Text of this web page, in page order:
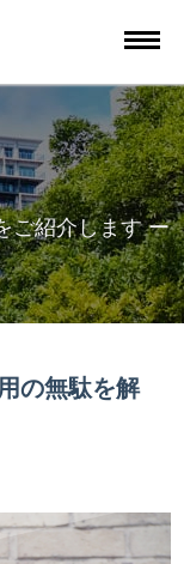
ご紹介します ー
の無駄を解